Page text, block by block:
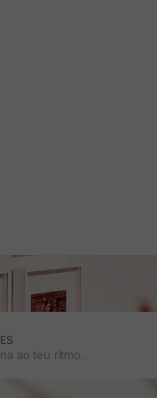
ao teu ritmo.